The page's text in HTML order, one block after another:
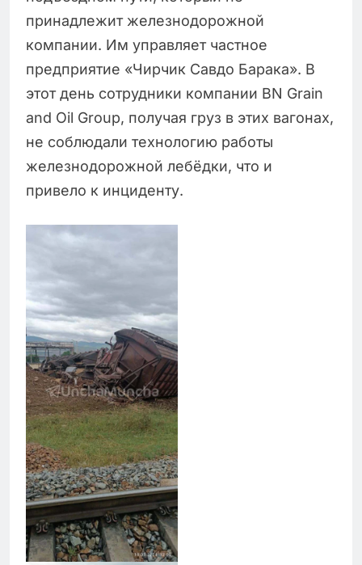
принадлежит железнодорожной
компании. Им управляет частное
предприятие «Чирчик Савдо Барака». В
этот день сотрудники компании BN Grain
and Oil Group, получая груз в этих вагонах,
не соблюдали технологию работы
железнодорожной лебёдки, что и
привело к инциденту.